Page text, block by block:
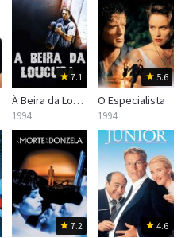
7.1
À Beira da Loucura
1994
5.6
O Especialista
1994
7.2 4.6